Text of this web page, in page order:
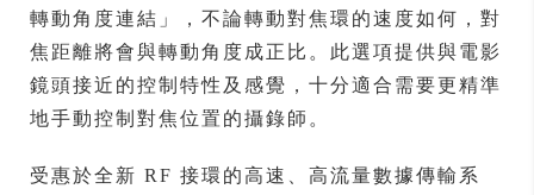
轉動角度連結」，不論轉動對焦環的速度如何，對
焦距離將會與轉動角度成正比。此選項提供與電影
鏡頭接近的控制特性及感覺，十分適合需要更精準
地手動控制對焦位置的攝錄師。
受惠於全新 RF 接環的高速、高流量數據傳輸系